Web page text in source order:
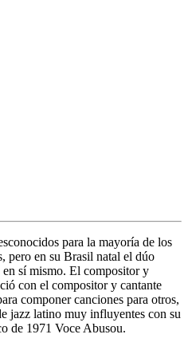
para la mayoría de los
pero en su Brasil natal el dúo
sí mismo. El compositor y
con el compositor y cantante
componer canciones para otros,
jazz latino muy influyentes con su
de 1971 Voce Abusou.